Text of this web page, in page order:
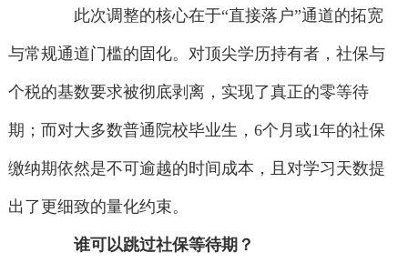
此次调整的核心在于“直接落户”通道的拓宽
与常规通道门槛的固化。对顶尖学历持有者，社保与
个税的基数要求被彻底剥离，实现了真正的零等待
期；而对大多数普通院校毕业生，6个月或1年的社保
缴纳期依然是不可逾越的时间成本，且对学习天数提
出了更细致的量化约束。
谁可以跳过社保等待期？